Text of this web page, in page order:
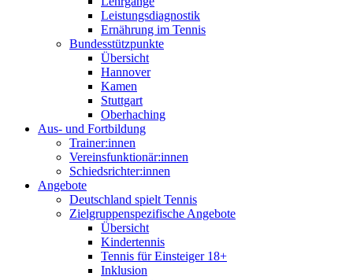
Leistungsdiagnostik
Ernährung im Tennis
Bundesstützpunkte
Übersicht
Hannover
Kamen
Stuttgart
Oberhaching
Aus- und Fortbildung
Trainer:innen
Vereinsfunktionär:innen
Schiedsrichter:innen
Angebote
Deutschland spielt Tennis
Zielgruppenspezifische Angebote
Übersicht
Kindertennis
Tennis für Einsteiger 18+
Inklusion